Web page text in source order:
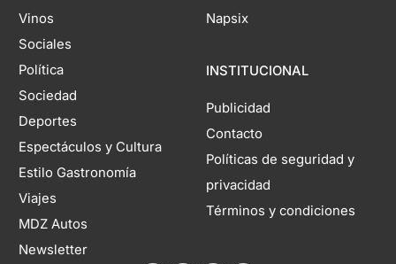
Vinos
Sociales
Política
Sociedad
Deportes
Espectáculos y Cultura
Estilo Gastronomía
Viajes
MDZ Autos
Newsletter
Napsix
INSTITUCIONAL
Publicidad
Contacto
Políticas de seguridad y
privacidad
Términos y condiciones